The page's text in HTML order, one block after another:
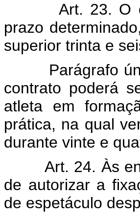
Art. 23. O
prazo
superior trinta e
Parágrafo
contrato poderá
atleta em
prática, na qual
durante vinte e
Art. 24. Às
de autorizar a
de espetáculo